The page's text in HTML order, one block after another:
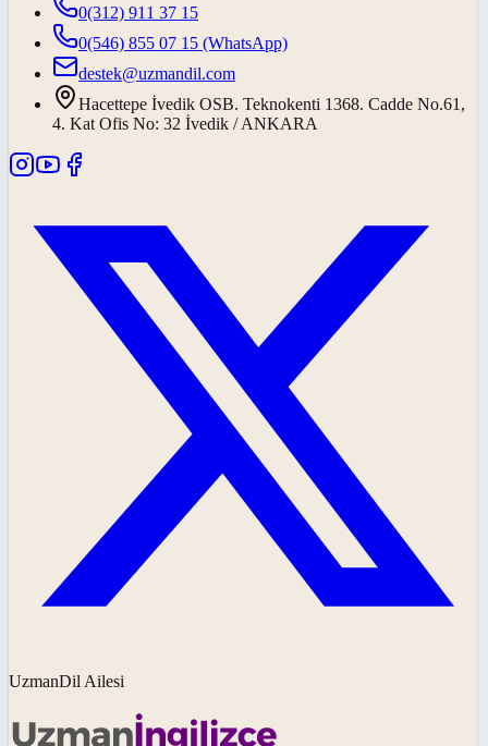
0(312) 911 37 15
0(546) 855 07 15 (WhatsApp)
destek@uzmandil.com
Hacettepe İvedik OSB. Teknokenti 1368. Cadde No.61,
4. Kat Ofis No: 32 İvedik / ANKARA
UzmanDil Ailesi